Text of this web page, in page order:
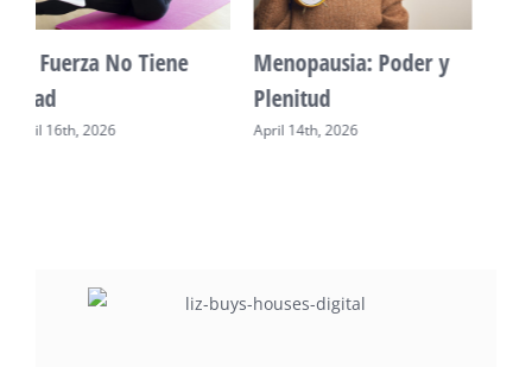
Vitalidad: Agua y
descanso
April 12th, 2026
Mente Plena Poder
Real
April 28th, 2026